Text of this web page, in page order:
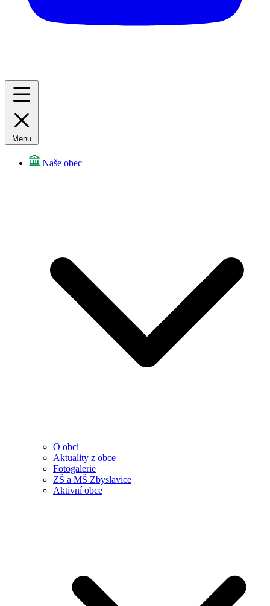
Menu
Naše obec
O obci
Aktuality z obce
Fotogalerie
ZŠ a MŠ Zbyslavice
Aktivní obce